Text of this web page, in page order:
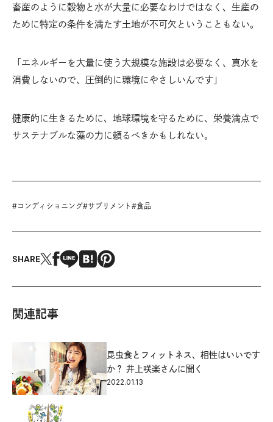
畜産のように穀物と水が大量に必要なわけではなく、生産の
ために特定の条件を満たす土地が不可欠ということもない。
「エネルギーを大量に使う大規模な施設は必要なく、真水を
消費しないので、圧倒的に環境にやさしいんです」
健康的に生きるために、地球環境を守るために、栄養満点で
サステナブルな藻の力に頼るべきかもしれない。
#コンディショニング#サプリメント #食品
SHARE
関連記事
昆虫食とフィットネス、相性はいいです
か？ 井上咲楽さんに聞く
2022.01.13